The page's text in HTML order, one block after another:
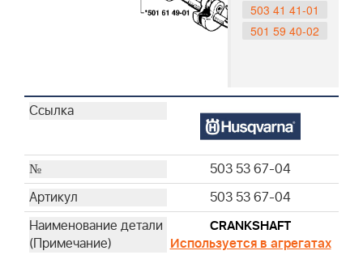
503 41 41-01
501 59 40-02
503 53 67-04
503 53 67-04
CRANKSHAFT
Используется в агрегатах